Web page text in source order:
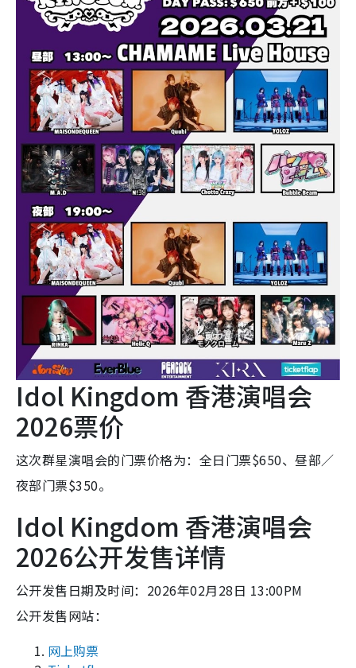
Idol Kingdom 香港演唱会
2026票价
这次群星演唱会的门票价格为：全日门票$650、昼部／
夜部门票$350。
Idol Kingdom 香港演唱会
2026公开发售详情
公开发售日期及时间：2026年02月28日 13:00PM
公开发售网站：
网上购票